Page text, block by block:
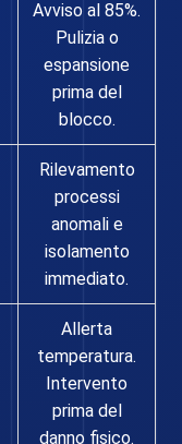
Avviso al 85%.
Pulizia o
espansione
prima del
blocco.
Rilevamento
processi
anomali e
isolamento
immediato.
Allerta
temperatura.
Intervento
prima del
danno fisico.